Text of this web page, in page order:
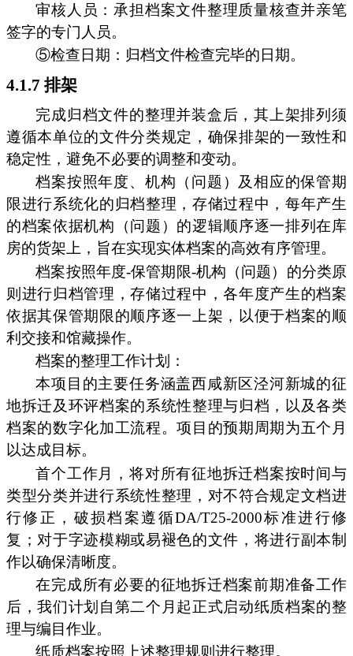
审核人员：承担档案文件整理质量核查并亲笔
签字的专门人员。
⑤检查日期：归档文件检查完毕的日期。
4.1.7 排架
完成归档文件的整理并装盒后，其上架排列须
遵循本单位的文件分类规定，确保排架的一致性和
稳定性，避免不必要的调整和变动。
档案按照年度、机构（问题）及相应的保管期
限进行系统化的归档整理，存储过程中，每年产生
的档案依据机构（问题）的逻辑顺序逐一排列在库
房的货架上，旨在实现实体档案的高效有序管理。
档案按照年度-保管期限-机构（问题）的分类原
则进行归档管理，存储过程中，各年度产生的档案
依据其保管期限的顺序逐一上架，以便于档案的顺
利交接和馆藏操作。
档案的整理工作计划：
本项目的主要任务涵盖西咸新区泾河新城的征
地拆迁及环评档案的系统性整理与归档，以及各类
档案的数字化加工流程。项目的预期周期为五个月
以达成目标。
首个工作月，将对所有征地拆迁档案按时间与
类型分类并进行系统性整理，对不符合规定文档进
行修正，破损档案遵循DA/T25-2000标准进行修
复；对于字迹模糊或易褪色的文件，将进行副本制
作以确保清晰度。
在完成所有必要的征地拆迁档案前期准备工作
后，我们计划自第二个月起正式启动纸质档案的整
理与编目作业。
纸质档案按照上述整理规则进行整理。